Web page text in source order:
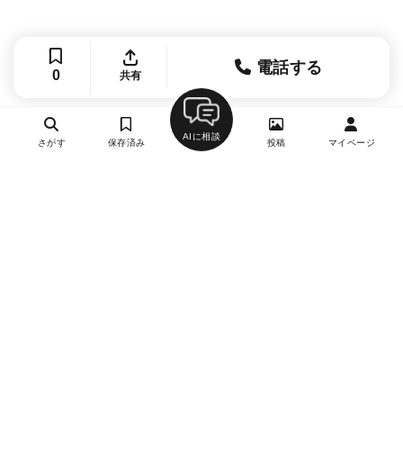
0 共有 電話する
さがす 保存済み
AIに相談
投稿 マイページ